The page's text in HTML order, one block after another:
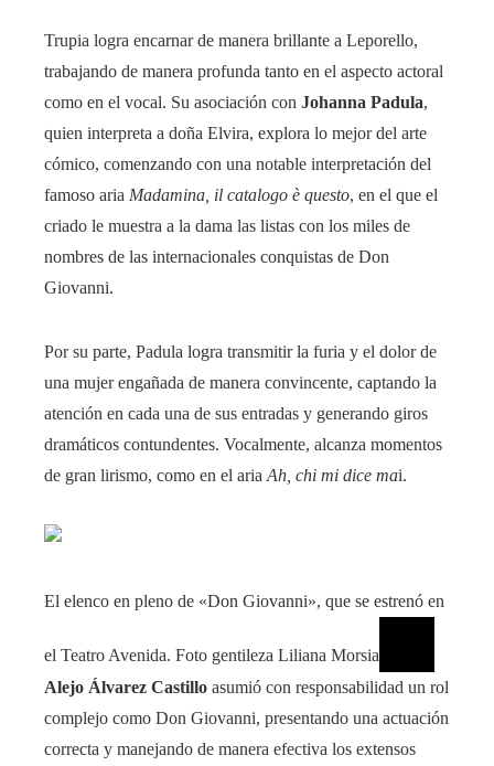
Trupia logra encarnar de manera brillante a Leporello,
trabajando de manera profunda tanto en el aspecto actoral
como en el vocal. Su asociación con Johanna Padula,
quien interpreta a doña Elvira, explora lo mejor del arte
cómico, comenzando con una notable interpretación del
famoso aria Madamina, il catalogo è questo, en el que el
criado le muestra a la dama las listas con los miles de
nombres de las internacionales conquistas de Don
Giovanni.
Por su parte, Padula logra transmitir la furia y el dolor de
una mujer engañada de manera convincente, captando la
atención en cada una de sus entradas y generando giros
dramáticos contundentes. Vocalmente, alcanza momentos
de gran lirismo, como en el aria Ah, chi mi dice mai.
El elenco en pleno de «Don Giovanni», que se estrenó en
el Teatro Avenida. Foto gentileza Liliana Morsia
Alejo Álvarez Castillo asumió con responsabilidad un rol
complejo como Don Giovanni, presentando una actuación
correcta y manejando de manera efectiva los extensos